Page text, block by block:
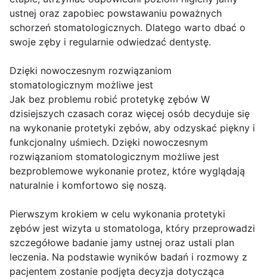
ustnej oraz zapobiec powstawaniu poważnych
schorzeń stomatologicznych. Dlatego warto dbać o
swoje zęby i regularnie odwiedzać dentystę.
Dzięki nowoczesnym rozwiązaniom
stomatologicznym możliwe jest
Jak bez problemu robić protetykę zębów W
dzisiejszych czasach coraz więcej osób decyduje się
na wykonanie protetyki zębów, aby odzyskać piękny i
funkcjonalny uśmiech. Dzięki nowoczesnym
rozwiązaniom stomatologicznym możliwe jest
bezproblemowe wykonanie protez, które wyglądają
naturalnie i komfortowo się noszą.
Pierwszym krokiem w celu wykonania protetyki
zębów jest wizyta u stomatologa, który przeprowadzi
szczegółowe badanie jamy ustnej oraz ustali plan
leczenia. Na podstawie wyników badań i rozmowy z
pacjentem zostanie podjęta decyzja dotycząca